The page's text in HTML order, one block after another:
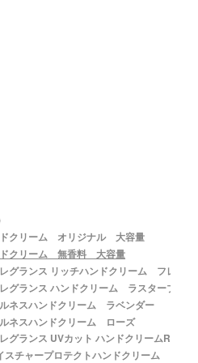
クリーム オリジナル 大容量
クリーム 無香料 大容量
グランス リッチハンドクリーム フレグラ
グランス ハンドクリーム ラスターブロッ
ネスハンドクリーム ラベンダー
ネスハンドクリーム ローズ
ランス UVカット ハンドクリームRN【
チャープロテクトハンドクリーム